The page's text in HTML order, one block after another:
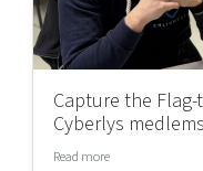
Capture the
Cyberlys
Read more